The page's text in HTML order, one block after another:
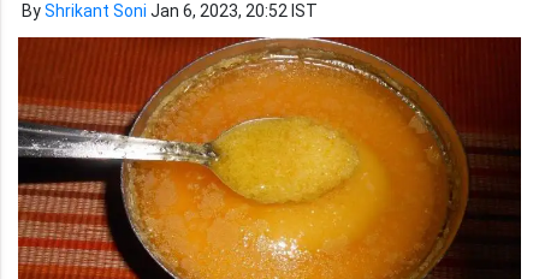
ByShrikant Soni Jan 6, 2023, 20:52 IST